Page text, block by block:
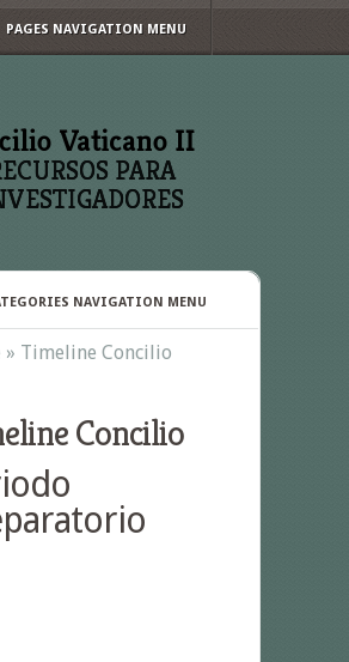
PAGES NAVIGATION MENU
PARA
NAVIGATION MENU
» Timeline Concilio
Concilio